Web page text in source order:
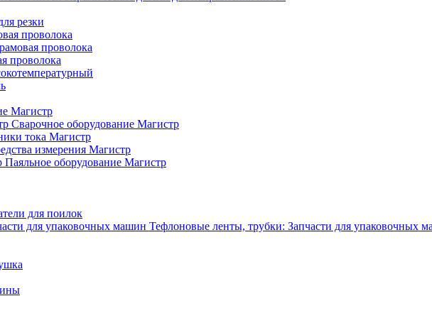
резки
проволока
проволока
проволока
Магистр
Сварочное оборудование Магистр
тока Магистр
измерения Магистр
Паяльное оборудование Магистр
для поилок
Тефлоновые ленты, трубки: Запчасти для упаковочных